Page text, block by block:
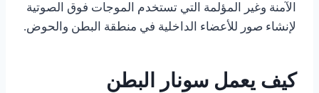
الآمنة وغير المؤلمة التي تستخدم الموجات فوق الصوتية
لإنشاء صور للأعضاء الداخلية في منطقة البطن والحوض.
كيف يعمل سونار البطن